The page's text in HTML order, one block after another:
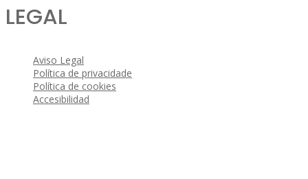
LEGAL
Aviso Legal
Política de privacidade
Política de cookies
Accesibilidad